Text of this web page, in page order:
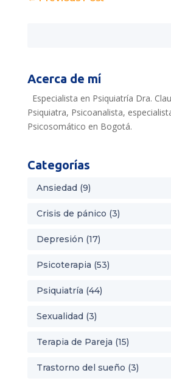
Acerca de mí
Especialista en Psiquiatría Dra.
Psiquiatra, Psicoanalista,
Psicosomático en Bogotá.
Categorías
Ansiedad(9)
Crisis de pánico (3)
Depresión (17)
Psicoterapia (53)
Psiquiatría (44)
Sexualidad(3)
Terapia de Pareja (15)
Trastorno del sueño (3)